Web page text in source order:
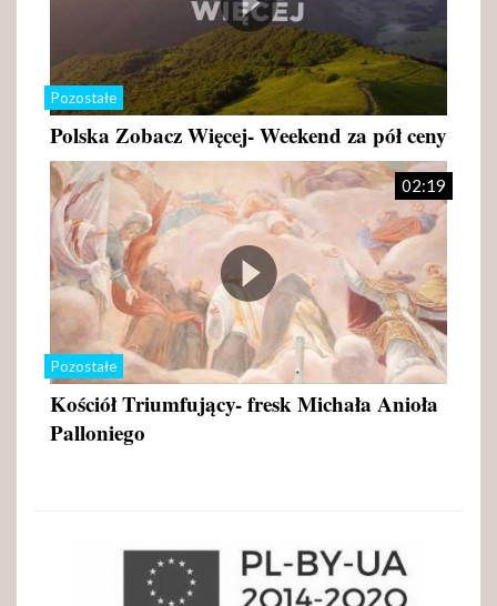
Pozostałe
Polska Zobacz Więcej- Weekend za pół ceny
Pozostałe
02:19
Kościół Triumfujący- fresk Michała Anioła
Palloniego